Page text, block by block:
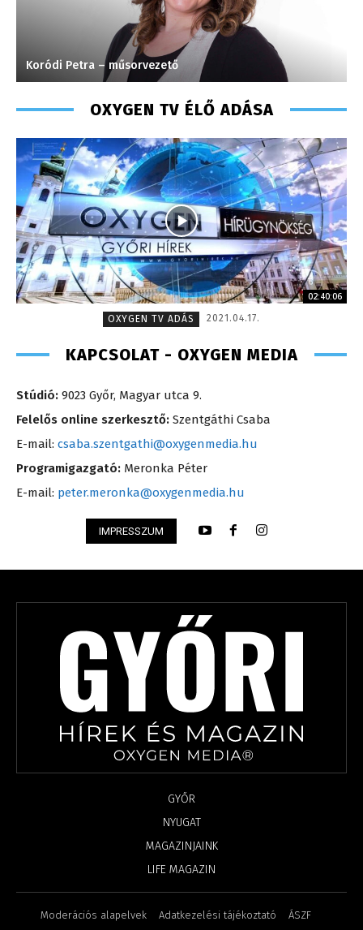
Koródi Petra – műsorvezető
OXYGEN TV ÉLŐ ADÁSA
02:40:06
OXYGEN TV ADÁS
2021.04.17.
KAPCSOLAT - OXYGEN MEDIA
Stúdió: 9023 Győr, Magyar utca 9.
Felelős online szerkesztő: Szentgáthi Csaba
E-mail: csaba.szentgathi@oxygenmedia.hu
Programigazgató: Meronka Péter
E-mail: peter.meronka@oxygenmedia.hu
IMPRESSZUM
GYŐR
NYUGAT
MAGAZINJAINK
LIFE MAGAZIN
Moderációs alapelvek Adatkezelési tájékoztató ÁSZF